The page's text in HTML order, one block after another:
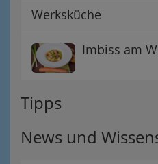
Werksküche
Imbiss am
Tipps
News und